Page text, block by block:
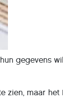
gegevens
zien, maar het